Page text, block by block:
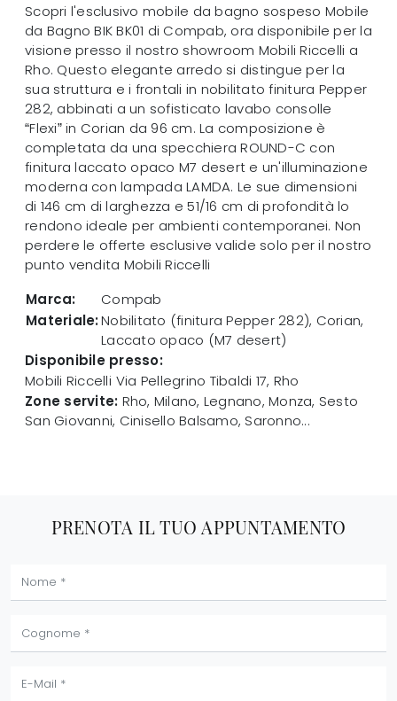
Scopri l'esclusivo mobile da bagno sospeso Mobile
da Bagno BIK BK01 di Compab, ora disponibile per la
visione presso il nostro showroom Mobili Riccelli a
Rho. Questo elegante arredo si distingue per la
sua struttura e i frontali in nobilitato finitura Pepper
282, abbinati a un sofisticato lavabo consolle
“Flexi” in Corian da 96 cm. La composizione è
completata da una specchiera ROUND-C con
finitura laccato opaco M7 desert e un'illuminazione
moderna con lampada LAMDA. Le sue dimensioni
di 146 cm di larghezza e 51/16 cm di profondità lo
rendono ideale per ambienti contemporanei. Non
perdere le offerte esclusive valide solo per il nostro
punto vendita Mobili Riccelli
Marca:
Compab
Materiale:Nobilitato (finitura Pepper 282), Corian,
Laccato opaco (M7 desert)
Disponibile presso:
Mobili Riccelli Via Pellegrino Tibaldi 17, Rho
Zone servite: Rho, Milano, Legnano, Monza, Sesto
San Giovanni, Cinisello Balsamo, Saronno...
PRENOTA IL TUO APPUNTAMENTO